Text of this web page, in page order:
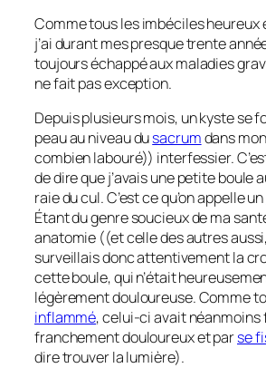
Comme tous les imbéciles heureux
j’ai durant mes presque trente
toujours échappé aux maladies
ne fait pas exception.
Depuis plusieurs mois, un kyste se
peau au niveau dusacrumdans
combien labouré)) interfessier.
de dire que j’avais une petite boule
raie du cul. C’est ce qu’on appelle un
Étant du genre soucieux de ma
anatomie ((et celle des autres
surveillais donc attentivement la
cette boule, qui n’était
légèrement douloureuse. Comme
inflammé, celui-ci avait néanmoins
franchement douloureux et parse
dire trouver la lumière).